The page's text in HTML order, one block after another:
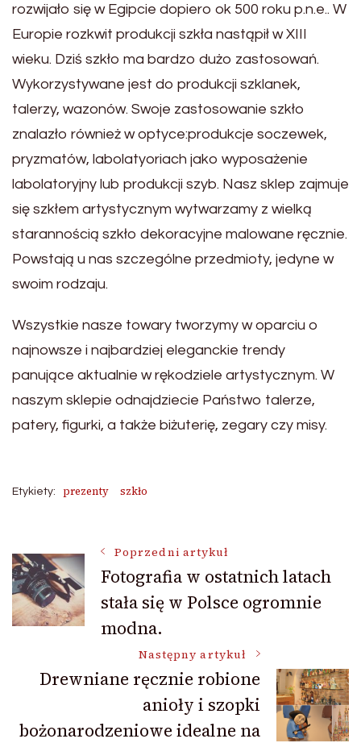
rozwijało się w Egipcie dopiero ok 500 roku p.n.e.. W
Europie rozkwit produkcji szkła nastąpił w XIII
wieku. Dziś szkło ma bardzo dużo zastosowań.
Wykorzystywane jest do produkcji szklanek,
talerzy, wazonów. Swoje zastosowanie szkło
znalazło również w optyce:produkcje soczewek,
pryzmatów, labolatyoriach jako wyposażenie
labolatoryjny lub produkcji szyb. Nasz sklep zajmuje
się szkłem artystycznym wytwarzamy z wielką
starannością szkło dekoracyjne malowane ręcznie.
Powstają u nas szczególne przedmioty, jedyne w
swoim rodzaju.
Wszystkie nasze towary tworzymy w oparciu o
najnowsze i najbardziej eleganckie trendy
panujące aktualnie w rękodziele artystycznym. W
naszym sklepie odnajdziecie Państwo talerze,
patery, figurki, a także biżuterię, zegary czy misy.
Etykiety: prezenty szkło
Nawigacja
wpisu
Poprzedni artykuł
Fotografia w ostatnich latach
stała się w Polsce ogromnie
modna.
Następny artykuł
Drewniane ręcznie robione
anioły i szopki
bożonarodzeniowe idealne na